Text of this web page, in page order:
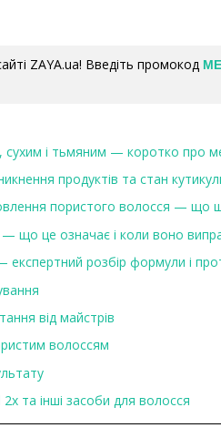
ZAYA.ua! Введіть промокод
і тьмяним — коротко про
продуктів та стан
пористого волосся — що
що це означає і коли воно
експертний розбір формули і
від майстрів
волоссям
та інші засоби для волосся